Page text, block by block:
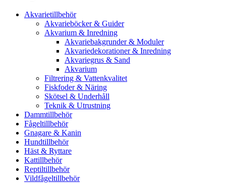
Akvarietillbehör
Akvarieböcker & Guider
Akvarium & Inredning
Akvariebakgrunder & Moduler
Akvariedekorationer & Inredning
Akvariegrus & Sand
Akvarium
Filtrering & Vattenkvalitet
Fiskfoder & Näring
Skötsel & Underhåll
Teknik & Utrustning
Dammtillbehör
Fågeltillbehör
Gnagare & Kanin
Hundtillbehör
Häst & Ryttare
Kattillbehör
Reptiltillbehör
Vildfågeltillbehör